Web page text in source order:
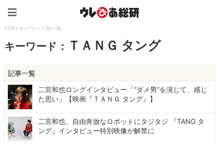
TOP>キーワード別一覧
キーワード： ＴＡＮＧ タング
記事一覧
二宮和也ロングインタビュー「“ダメ男”を演じて、感じ
た思い」【映画『ＴＡＮＧ タング』】
二宮和也、自由奔放なロボットにタジタジ 『TANG タ
ング』インタビュー特別映像が解禁に